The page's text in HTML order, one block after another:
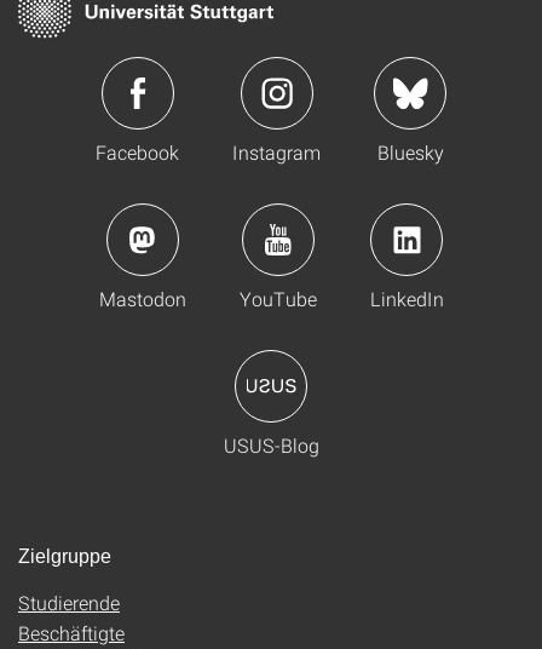
Facebook Instagram Bluesky
Mastodon YouTube LinkedIn
USUS-Blog
Zielgruppe
Studierende
Beschäftigte